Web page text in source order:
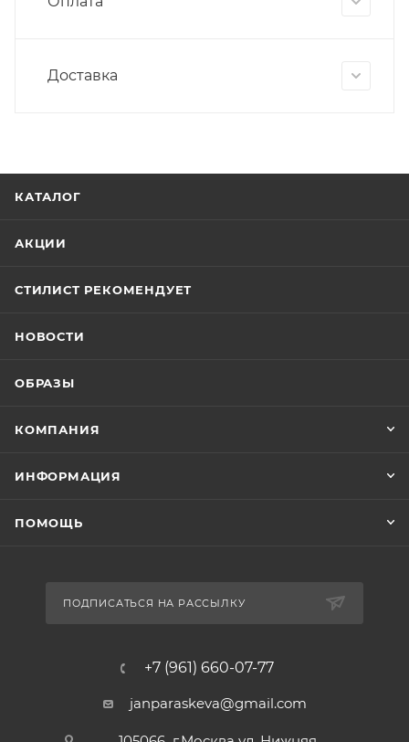
Доставка
КАТАЛОГ
АКЦИИ
СТИЛИСТ РЕКОМЕНДУЕТ
НОВОСТИ
ОБРАЗЫ
КОМПАНИЯ
ИНФОРМАЦИЯ
ПОМОЩЬ
ПОДПИСАТЬСЯ НА РАССЫЛКУ
+7 (961) 660-07-77
janparaskeva@gmail.com